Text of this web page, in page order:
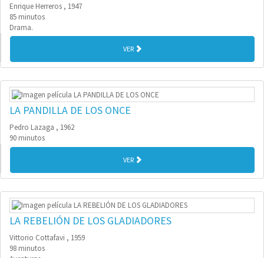
Enrique Herreros , 1947
85 minutos
Drama.
VER
LA PANDILLA DE LOS ONCE
Pedro Lazaga , 1962
90 minutos
VER
LA REBELIÓN DE LOS GLADIADORES
Vittorio Cottafavi , 1959
98 minutos